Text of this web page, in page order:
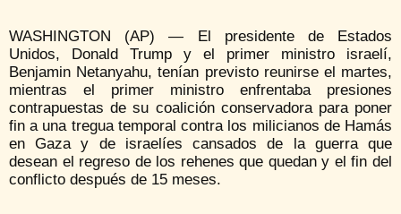
WASHINGTON (AP) — El presidente de Estados
Unidos, Donald Trump y el primer ministro israelí,
Benjamin Netanyahu, tenían previsto reunirse el martes,
mientras el primer ministro enfrentaba presiones
contrapuestas de su coalición conservadora para poner
fin a una tregua temporal contra los milicianos de Hamás
en Gaza y de israelíes cansados de la guerra que
desean el regreso de los rehenes que quedan y el fin del
conflicto después de 15 meses.